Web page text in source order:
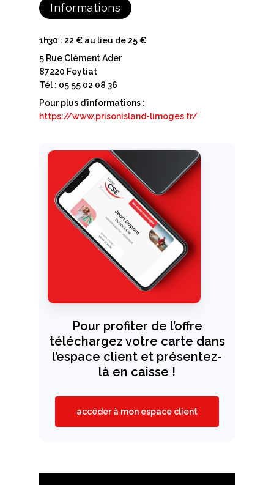
Informations
1h30 : 22 € au lieu de 25 €
5 Rue Clément Ader
87220 Feytiat
Tél : 05 55 02 08 36
Pour plus d’informations :
https://www.prisonisland-limoges.fr/
Pour profiter de l’offre
téléchargez votre carte dans
l’espace client et présentez-
là en caisse !
accéder à mon espace client